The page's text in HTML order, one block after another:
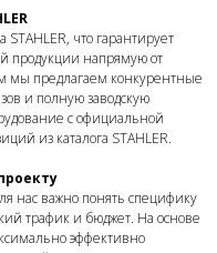
что гарантирует
продукции напрямую от
мы предлагаем конкурентные
и полную заводскую
с официальной
из каталога STAHLER.
важно понять специфику
трафик и бюджет. На основе
эффективно